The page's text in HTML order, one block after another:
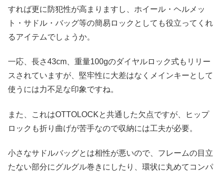
すれば更に防犯性が高まりますし、ホイール・ヘルメッ
ト・サドル・バッグ等の簡易ロックとしても役立ってくれ
るアイテムでしょうか。
一応、長さ43cm、重量100gのダイヤルロック式もリリー
スされていますが、堅牢性に大差はなくメインキーとして
使うには力不足な印象ですね。
また、これはOTTOLOCKと共通した欠点ですが、ヒップ
ロックも折り曲げが苦手なので収納には工夫が必要。
小さなサドルバッグとは相性が悪いので、フレームの目立
たない部分にグルグル巻きにしたり、環状に丸めてコンパ